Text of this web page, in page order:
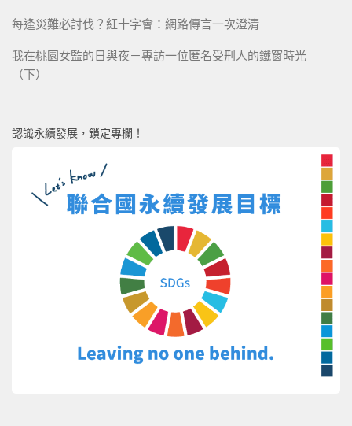
每逢災難必討伐？紅十字會：網路傳言一次澄清
我在桃園女監的日與夜－專訪一位匿名受刑人的鐵窗時光
（下）
認識永續發展，鎖定專欄！